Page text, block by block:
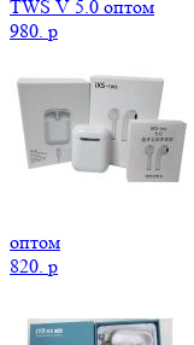
TWS V 5.0 оптом
980. p
оптом
820. p